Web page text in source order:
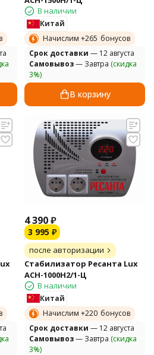
В наличии
Китай
Начислим +265 бонусов
Cрок доставки — 12 августа
Самовывоз— Завтра (скидка
3%)
В корзину
4 390₽
3 995 ₽
после авторизации
Стабилизатор Ресанта Lux
АСН-1000Н2/1-Ц
В наличии
Китай
Начислим +220 бонусов
Cрок доставки — 12 августа
Самовывоз— Завтра (скидка
3%)